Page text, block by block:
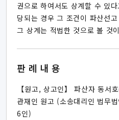
권으로 하여서도 상계할 수 있
당되는 경우 그 조건이 파산선
그 상계는 적법한 것으로 볼 것
판례내용
【원고, 상고인】 파산자 동서
관재인 원고 (소송대리인 법무
6인)